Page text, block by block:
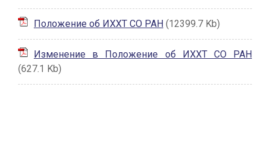
Положение об ИХХТ СО РАН (12399.7 Kb)
Изменение в Положение об ИХХТ СО РАН
(627.1 Kb)